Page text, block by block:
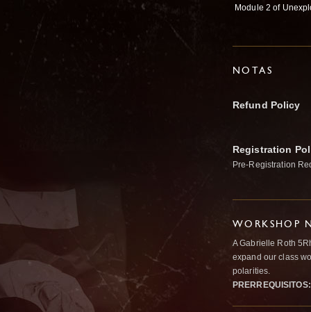
Module 2 of
NOTAS
Refund Policy
Registration
Pre-Registration
WORKSHOP
A Gabrielle Roth
expand our class
polarities.
PRERREQUISITOS: